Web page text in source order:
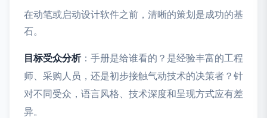
在动笔或启动设计软件之前，清晰的策划是成功的基
石。
目标受众分析：手册是给谁看的？是经验丰富的工程
师、采购人员，还是初步接触气动技术的决策者？针
对不同受众，语言风格、技术深度和呈现方式应有差
异。